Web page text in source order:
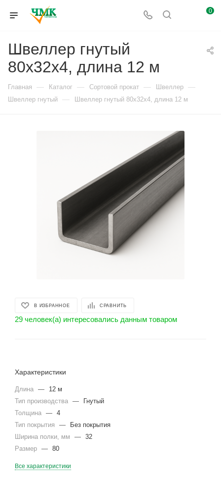
0
Швеллер гнутый
80х32х4, длина 12 м
Главная — Каталог — Сортовой прокат — Швеллер —
Швеллер гнутый — Швеллер гнутый 80х32х4, длина 12 м
В ИЗБРАННОЕ СРАВНИТЬ
29 человек(а) интересовались данным товаром
Характеристики
Длина —
12 м
Тип производства —
Гнутый
Толщина — 4
Тип покрытия
—
Без покрытия
Ширина полки, мм
— 32
Размер — 80
Все характеристики